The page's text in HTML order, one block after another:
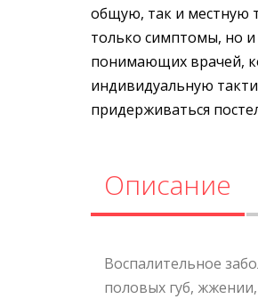
общую, так и местную
только симптомы, но и
понимающих врачей,
индивидуальную
придерживаться
Описание
Воспалительное
половых губ,